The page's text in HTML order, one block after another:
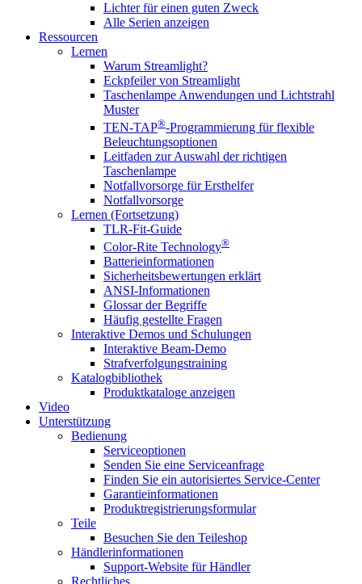
Lichter für einen guten Zweck
Alle Serien anzeigen
Ressourcen
Lernen
Warum Streamlight?
Eckpfeiler von Streamlight
Taschenlampe Anwendungen und Lichtstrahl
Muster
TEN-TAP®-Programmierung für flexible
Beleuchtungsoptionen
Leitfaden zur Auswahl der richtigen
Taschenlampe
Notfallvorsorge für Ersthelfer
Notfallvorsorge
Lernen (Fortsetzung)
TLR-Fit-Guide
Color-Rite Technology®
Batterieinformationen
Sicherheitsbewertungen erklärt
ANSI-Informationen
Glossar der Begriffe
Häufig gestellte Fragen
Interaktive Demos und Schulungen
Interaktive Beam-Demo
Strafverfolgungstraining
Katalogbibliothek
Produktkataloge anzeigen
Video
Unterstützung
Bedienung
Serviceoptionen
Senden Sie eine Serviceanfrage
Finden Sie ein autorisiertes Service-Center
Garantieinformationen
Produktregistrierungsformular
Teile
Besuchen Sie den Teileshop
Händlerinformationen
Support-Website für Händler